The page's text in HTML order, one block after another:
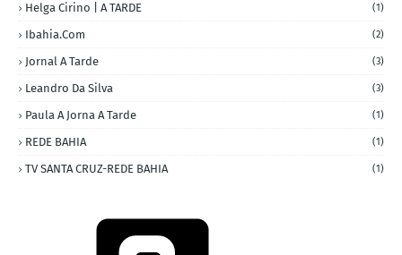
Helga Cirino | A TARDE (1)
Ibahia.com (2)
Jornal A Tarde (3)
Leandro Da Silva (3)
Paula A Jorna A Tarde (1)
REDE BAHIA (1)
TV SANTA CRUZ-REDE BAHIA (1)